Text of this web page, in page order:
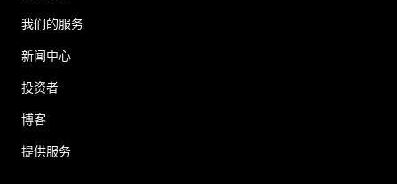
我们的服务
新闻中心
投资者
博客
提供服务